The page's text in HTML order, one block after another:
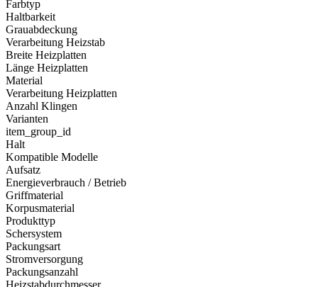
Farbtyp
Haltbarkeit
Grauabdeckung
Verarbeitung Heizstab
Breite Heizplatten
Länge Heizplatten
Material
Verarbeitung Heizplatten
Anzahl Klingen
Varianten
item_group_id
Halt
Kompatible Modelle
Aufsatz
Energieverbrauch / Betrieb
Griffmaterial
Korpusmaterial
Produkttyp
Schersystem
Packungsart
Stromversorgung
Packungsanzahl
Heizstabdurchmesser